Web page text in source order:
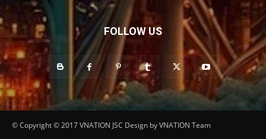
FOLLOW US
© Copyright © 2017 VNATION JSC Design by VNATION Team